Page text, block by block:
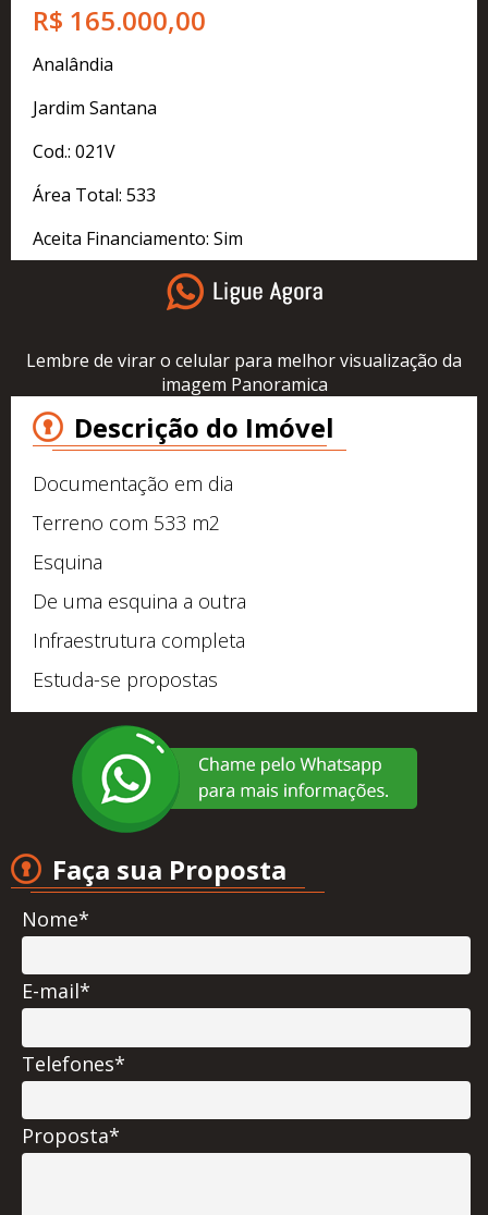
R$ 165.000,00
Analândia
Jardim Santana
Cod.: 021V
Área Total: 533
Aceita Financiamento: Sim
Lembre de virar o celular para melhor visualização da
imagem Panoramica
Descrição do Imóvel
Documentação em dia
Terreno com 533 m2
Esquina
De uma esquina a outra
Infraestrutura completa
Estuda-se propostas
Faça sua Proposta
Nome*
E-mail*
Telefones*
Proposta*